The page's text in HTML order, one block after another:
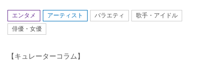
エンタメ アーティスト バラエティ
歌手・アイドル
俳優・女優
【キュレーターコラム】